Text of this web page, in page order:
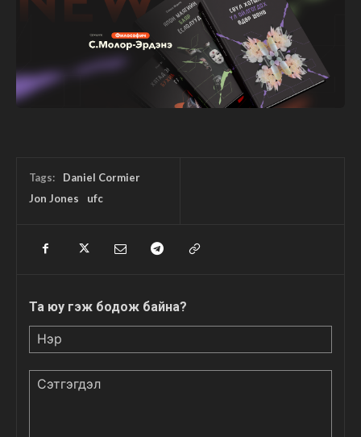
Tags:
Daniel Cormier
Jon Jones
ufc
Та юу гэж бодож байна?